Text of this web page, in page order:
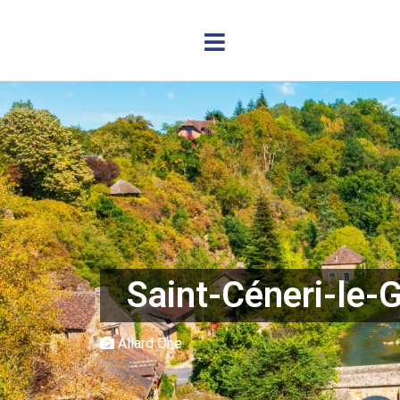
Saint-Céneri-le-
Allard One